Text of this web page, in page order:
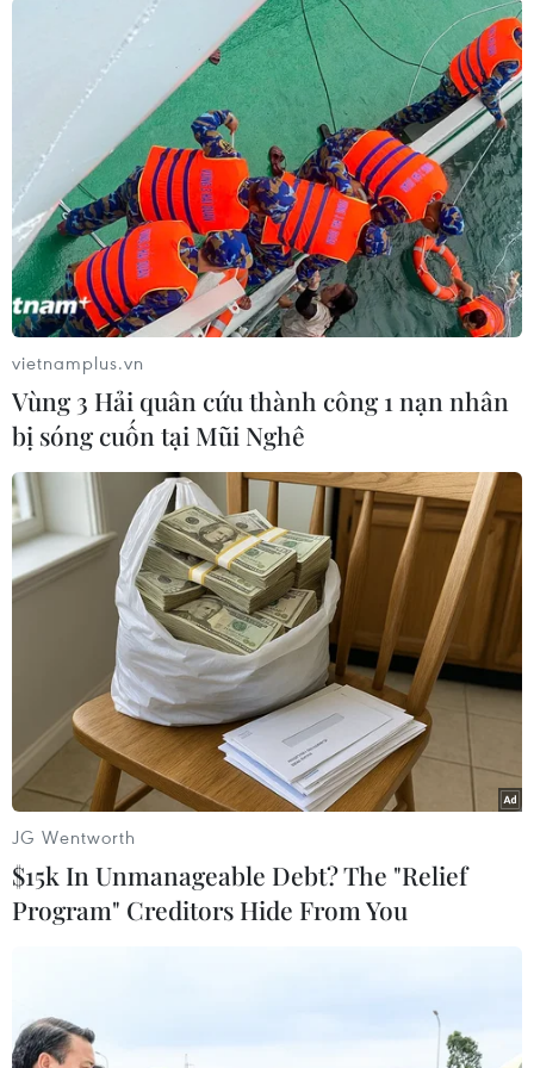
Hiện chưa rõ quyết định sau cùng của EU, song
nhiều nước thành viên trong khối yêu cầu Anh
cần làm rõ lý do đối với đề xuất trì hoàn Brexit
lần hai này trước thời điểm diễn ra Hội nghị
thượng đỉnh EU ngày 10/4 tới./.
(TTXVN/Vietnam+)
#Nghị viện châu Âu #Emmanuel Macron
#Brexit
#Anh rời EU
#khu nghỉ dưỡng Breton
Anh
Pháp
Theo dõi VietnamPlus
vietnamplus.vn
Vùng 3 Hải quân cứu thành công 1 nạn nhân
bị sóng cuốn tại Mũi Nghê
JG Wentworth
$15k In Unmanageable Debt? The "Relief
Program" Creditors Hide From You